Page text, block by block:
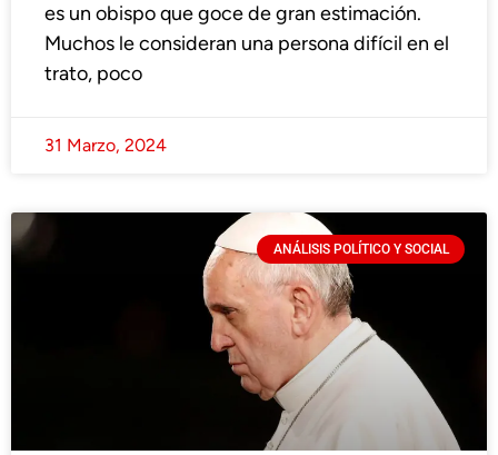
es un obispo que goce de gran estimación.
Muchos le consideran una persona difícil en el
trato, poco
31 Marzo, 2024
ANÁLISIS POLÍTICO Y SOCIAL